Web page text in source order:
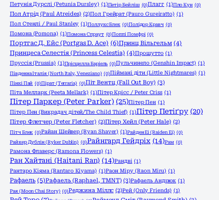
Петунія Дурслі (Petunia Dursley) (1)Петір Бейліш (0)Плагг (1)Пло Кун (0)
Пол Атрід (Paul Atreides) (2)Пол Грейрат (Pauro Gureiratto) (1)
Пол Стенлі / Paul Stanley (1)Поллукс Блек (0)Полідор Кравч (0)
Помона (Pomona) (1)Помона Спраут (0)Поппі Помфрі (0)
Портгас Д. Ейс (Portgas D. Ace) (6)Принц Вільгельм (4)
Принцеса Селестія (Princess Celestia) (4)Прошутто (1)
Пруссія (Prussia) (1)Прісцилла Баріель (0)Пульчинело (Genshin Impact) (1)
Південна Італія (North Italy, Veneziano) (0)Піймані діти (Little Nightmares) (1)
Пінкі Пай (0)Пірат (Terraria) (0)Піт Вентц (Fall Out Boy) (3)
Піта Мелларк (Peeta Mellark) (1)Пітер Крісс / Peter Criss (1)
Пітер Паркер (Peter Parker) (25)Пітер Пен (1)
Пітер Пен (Викрадач дітей/The Child Thief) (1)Пітер Петіґру (20)
Пітер Флетчер (Peter Fletcher) (2)Пітер Хейл (Peter Hale) (2)
Пітч Блек (0)Райан Шейвер (Ryan Shaver) (1)Райден Еі (Raiden Ei) (0)
Райкер Дублін (Ryker Dublin) (0)Райнгард Гейдріх (14)Рам (0)
Рамона Флаверс (Ramona Flowers) (1)
Ран Хайтані (Haitani Ran) (14)Рандві (1)
Рантаро Кіяма (Rantaro Kiyama) (1)Раон Міру (Raon Miru) (1)
Рафаель (5)Рафаель (Raphael, TMNT) (3)Рафаель Андрюк (1)
Рая (Moon Chai Story) (0)Реджина Міллс (2)Рей (Only Friends) (1)